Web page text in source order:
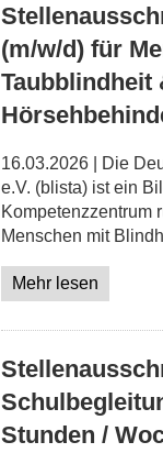
(m/w/d) für
Taubblindheit
16.03.2026 | Die
e.V. (blista) ist ein
Kompetenzzentrum
Menschen mit
Mehr lesen
Stunden /